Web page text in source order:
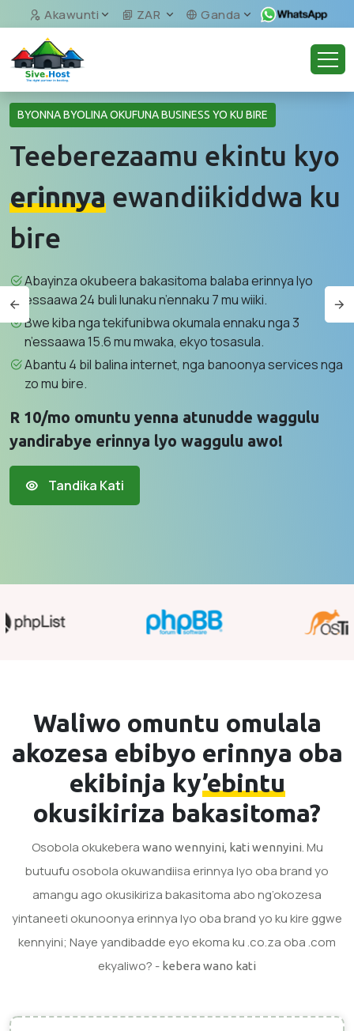
Akawunti ZAR Ganda
BYONNA BYOLINA OKUFUNA BUSINESS YO KU BIRE
Teeberezaamu ekintu kyo
erinnya ewandiikiddwa ku
bire
Abayinza okubeera bakasitoma balaba erinnya lyo
essaawa 24 buli lunaku n’ennaku 7 mu wiiki.
Bwe kiba nga tekifunibwa okumala ennaku nga 3
n’essaawa 15.6 mu mwaka, ekyo tosasula.
Abantu 4 bil balina internet, nga banoonya services nga
zo mu bire.
R 10/mo omuntu yenna atunudde waggulu
yandirabye erinnya lyo waggulu awo!
Tandika Kati
Waliwo omuntu omulala
akozesa ebibyo erinnya oba
ekibinja ky’ebintu
okusikiriza bakasitoma?
Osobola okukebera wano wennyini, kati wennyini. Mu
butuufu osobola okuwandiisa erinnya lyo oba brand yo
amangu ago okusikiriza bakasitoma abo ng’okozesa
yintaneeti okunoonya erinnya lyo oba brand yo ku kire ggwe
kennyini; Naye yandibadde eyo ekoma ku .co.za oba .com
ekyaliwo? - kebera wano kati